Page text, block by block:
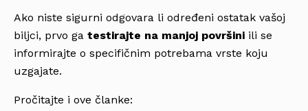
Ako niste sigurni odgovara li određeni ostatak vašoj
biljci, prvo ga testirajte na manjoj površini ili se
informirajte o specifičnim potrebama vrste koju
uzgajate.
Pročitajte i ove članke: